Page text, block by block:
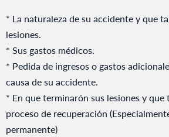
* La naturaleza de su accidente y que
lesiones.
* Sus gastos médicos.
* Pedida de ingresos o gastos
causa de su accidente.
* En que terminarón sus lesiones y que
proceso de recuperación
permanente)